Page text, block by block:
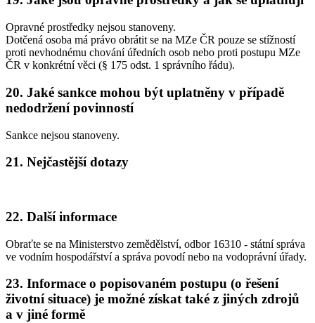
Opravné prostředky nejsou stanoveny.
Dotčená osoba má právo obrátit se na MZe ČR pouze se stížností
proti nevhodnému chování úředních osob nebo proti postupu MZe
ČR v konkrétní věci (§ 175 odst. 1 správního řádu).
20. Jaké sankce mohou být uplatněny v případě
nedodržení povinností
Sankce nejsou stanoveny.
21. Nejčastější dotazy
22. Další informace
Obraťte se na Ministerstvo zemědělství, odbor 16310 - státní správa
ve vodním hospodářství a správa povodí nebo na vodoprávní úřady.
23. Informace o popisovaném postupu (o řešení
životní situace) je možné získat také z jiných zdrojů
a v jiné formě